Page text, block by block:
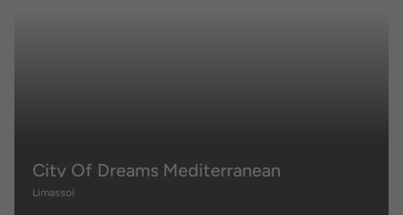
City Of Dreams Mediterranean
Limassol